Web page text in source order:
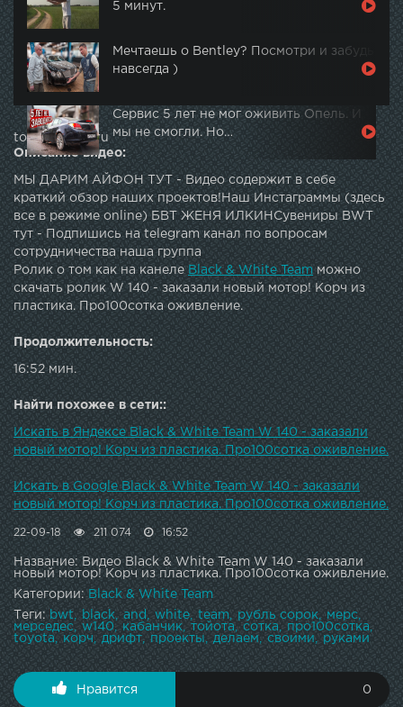
5 минут.
Мечтаешь о Bentley? Посмотри и забудь
навсегда )
Сервис 5 лет не мог оживить Опель. И
мы не смогли. Но…
topautotube.ru
Описание видео:
МЫ ДАРИМ АЙФОН ТУТ - Видео содержит в себе
краткий обзор наших проектов!Наш Инстаграммы (здесь
все в режиме online) БВТ ЖЕНЯ ИЛКИНСувениры BWT
тут - Подпишись на telegram канал по вопросам
сотрудничества наша группа
Ролик о том как на канелеBlack & White Team можно
скачать ролик W 140 - заказали новый мотор! Корч из
пластика. Про100сотка оживление.
Продолжительность:
16:52 мин.
Найти похожее в сети::
Искать в Яндексе Black & White Team W 140 - заказали
новый мотор! Корч из пластика. Про100сотка оживление.
Искать в Google Black & White Team W 140 - заказали
новый мотор! Корч из пластика. Про100сотка оживление.
22-09-18 211 074 16:52
Название: Видео Black & White Team W 140 - заказали
новый мотор! Корч из пластика. Про100сотка оживление.
Категории: Black & White Team
Теги:bwt black and white team рубль сорок
мерс
мерседес
w140 кабанчик тойота сотка
про100сотка
toyota
корч дрифт проекты делаем своими руками
Нравится 0